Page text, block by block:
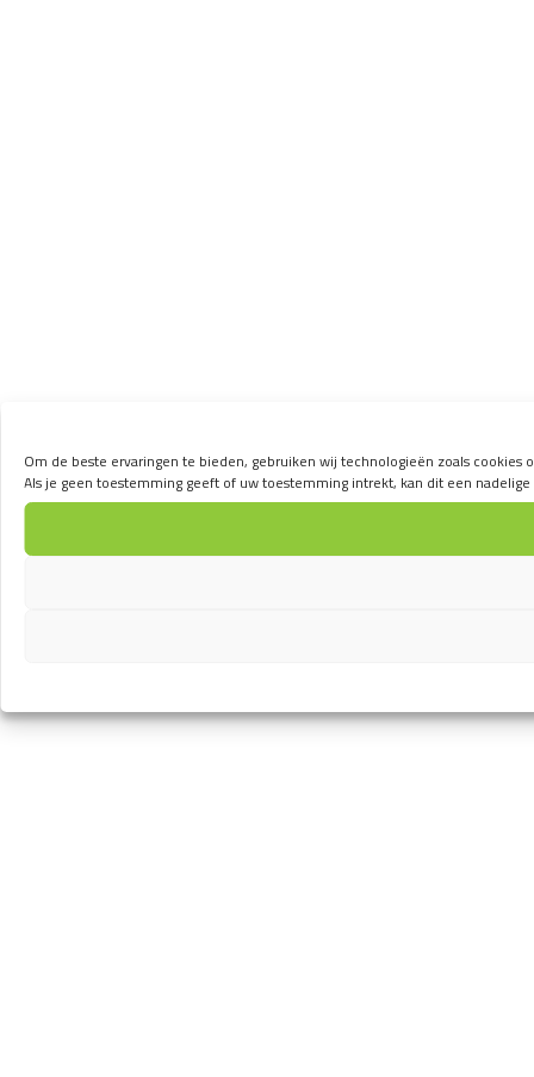
Om de beste ervaringen te bieden, gebruiken wij technologieën zoals
Als je geen toestemming geeft of uw toestemming intrekt, kan dit een